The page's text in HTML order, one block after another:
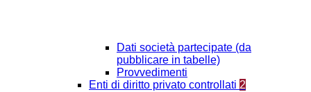
Dati società partecipate (da
pubblicare in tabelle)
Provvedimenti
Enti di diritto privato controllati 2